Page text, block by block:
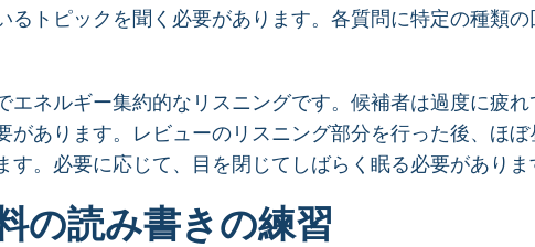
るトピックを聞く必要があります。各質問に特定の種類
エネルギー集約的なリスニングです。候補者は過度に疲
があります。レビューのリスニング部分を行った後、ほ
す。必要に応じて、目を閉じてしばらく眠る必要がありま
の読み書きの練習